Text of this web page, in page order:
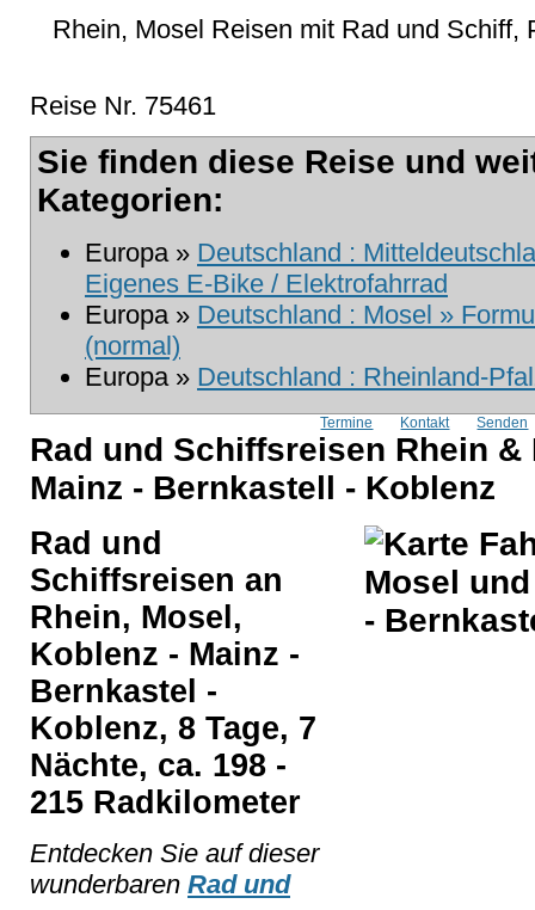
Rhein, Mosel Reisen mit Rad und Schiff,
Reise Nr. 75461
Sie finden diese Reise und
Kategorien:
Europa » Deutschland :
Eigenes E-Bike / Elektrofahrrad
Europa » Deutschland : Mosel »
(normal)
Europa » Deutschland : Rheinland-
Termine Kontakt Senden
Rad und Schiffsreisen Rhein
Mainz - Bernkastell - Koblenz
Rad und
Schiffsreisen an
Rhein, Mosel,
Koblenz - Mainz -
Bernkastel -
Koblenz, 8 Tage, 7
Nächte, ca. 198 -
215 Radkilometer
Entdecken Sie auf dieser
wunderbaren Rad und